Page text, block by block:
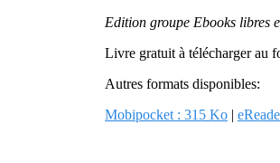
Edition groupe Ebooks libres
Livre gratuit à télécharger au
Autres formats disponibles:
Mobipocket : 315 Ko |